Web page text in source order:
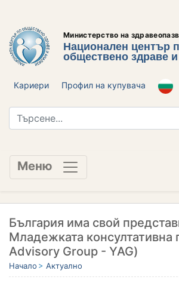
Министерство на
Национален център
обществено здраве
Кариери Профил на купувача
Меню
България има свой
Младежката консултативна
Advisory Group - YAG)
Начало Актуално